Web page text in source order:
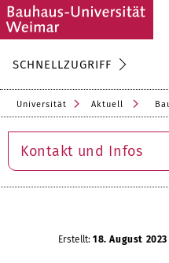
SCHNELLZUGRIFF
Universität Aktuell
Kontakt und Infos
Erstellt: 18. August 2023